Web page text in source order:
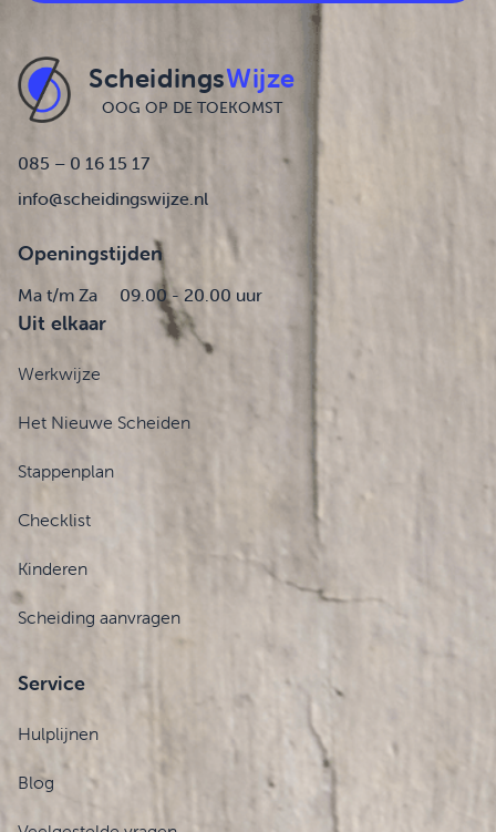
ScheidingsWijze
OOG OP DE TOEKOMST
085 – 0 16 15 17
info@scheidingswijze.nl
Openingstijden
Ma t/m Za 09.00 - 20.00 uur
Uit elkaar
Werkwijze
Het Nieuwe Scheiden
Stappenplan
Checklist
Kinderen
Scheiding aanvragen
Service
Hulplijnen
Blog